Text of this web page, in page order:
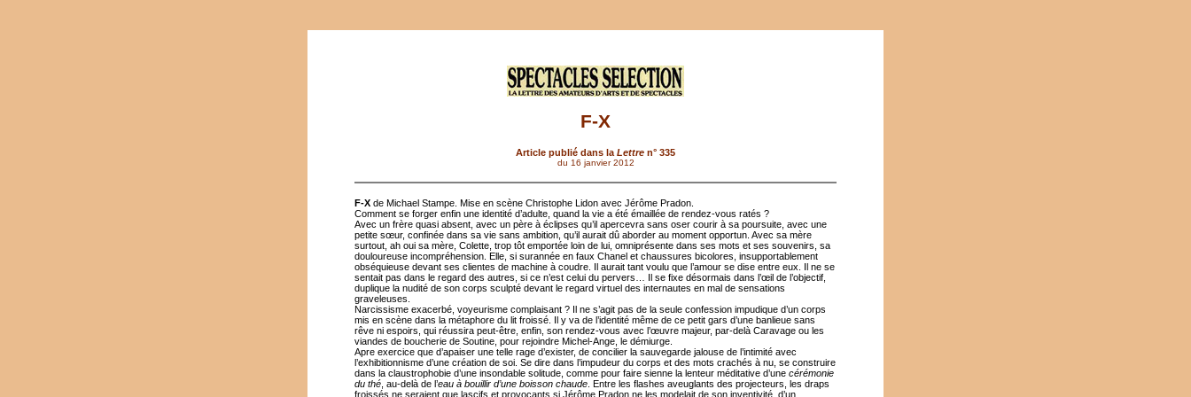
F-X
Article publié dans la Lettre n° 335
du 16 janvier 2012
F-X de Michael Stampe. Mise en scène Christophe Lidon avec Jérôme Pradon.
Comment se forger enfin une identité d’adulte, quand la vie a été émaillée de rendez-vous ratés ?
Avec un frère quasi absent, avec un père à éclipses qu’il apercevra sans oser courir à sa poursuite, avec une
petite sœur, confinée dans sa vie sans ambition, qu’il aurait dû aborder au moment opportun. Avec sa mère
surtout, ah oui sa mère, Colette, trop tôt emportée loin de lui, omniprésente dans ses mots et ses souvenirs, sa
douloureuse incompréhension. Elle, si surannée en faux Chanel et chaussures bicolores, insupportablement
obséquieuse devant ses clientes de machine à coudre. Il aurait tant voulu que l’amour se dise entre eux. Il ne se
sentait pas dans le regard des autres, si ce n’est celui du pervers… Il se fixe désormais dans l’œil de l’objectif,
duplique la nudité de son corps sculpté devant le regard virtuel des internautes en mal de sensations
graveleuses.
Narcissisme exacerbé, voyeurisme complaisant ? Il ne s’agit pas de la seule confession impudique d’un corps
mis en scène dans la métaphore du lit froissé. Il y va de l’identité même de ce petit gars d’une banlieue sans
rêve ni espoirs, qui réussira peut-être, enfin, son rendez-vous avec l’œuvre majeur, par-delà Caravage ou les
viandes de boucherie de Soutine, pour rejoindre Michel-Ange, le démiurge.
Apre exercice que d’apaiser une telle rage d’exister, de concilier la sauvegarde jalouse de l’intimité avec
l’exhibitionnisme d’une création de soi. Se dire dans l’impudeur du corps et des mots crachés à nu, se construire
dans la claustrophobie d’une insondable solitude, comme pour faire sienne la lenteur méditative d’une cérémonie
du thé , au-delà de l’eau à bouillir d’une boisson chaude . Entre les flashes aveuglants des projecteurs, les draps
froissés ne seraient que lascifs et provocants si Jérôme Pradon ne les modelait de son inventivité, d’un